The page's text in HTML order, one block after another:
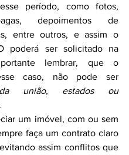
período, como fotos,
depoimentos de
entre outros, e assim o
poderá ser solicitado na
lembrar, que o
caso, não pode ser
da união, estados ou
um imóvel, com ou sem
faça um contrato claro
assim conflitos que